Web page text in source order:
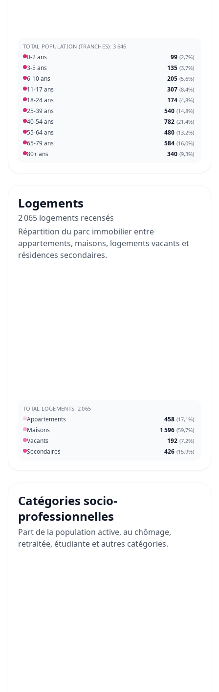
TOTAL POPULATION (TRANCHES): 3 646
0-2 ans 99 (2,7%)
3-5 ans 135 (3,7%)
6-10 ans 205 (5,6%)
11-17 ans 307 (8,4%)
18-24 ans 174 (4,8%)
25-39 ans 540 (14,8%)
40-54 ans 782 (21,4%)
55-64 ans 480 (13,2%)
65-79 ans 584 (16,0%)
80+ ans 340 (9,3%)
Logements
2 065 logements recensés
Répartition du parc immobilier entre
appartements, maisons, logements vacants et
résidences secondaires.
TOTAL LOGEMENTS: 2 065
Appartements 458 (17,1%)
Maisons 1 596 (59,7%)
Vacants 192 (7,2%)
Secondaires 426 (15,9%)
Catégories socio-
professionnelles
Part de la population active, au chômage,
retraitée, étudiante et autres catégories.